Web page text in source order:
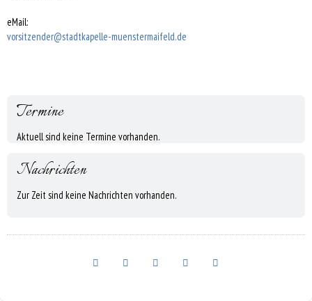
eMail:
vorsitzender@stadtkapelle-muenstermaifeld.de
Termine
Aktuell sind keine Termine vorhanden.
Nachrichten
Zur Zeit sind keine Nachrichten vorhanden.